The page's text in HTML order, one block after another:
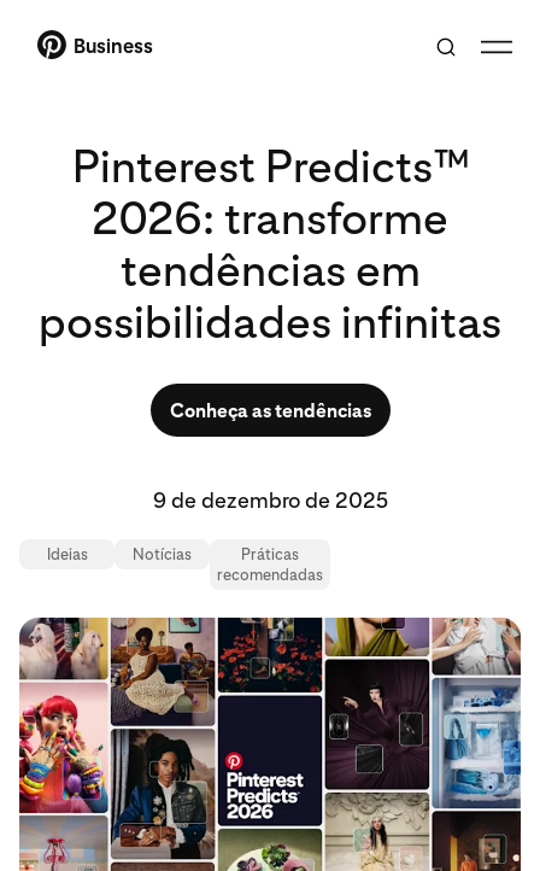
Business
Pinterest Predicts™
2026: transforme
tendências em
possibilidades infinitas
Conheça as tendências
9 de dezembro de 2025
Ideias Notícias
Práticas
recomendadas